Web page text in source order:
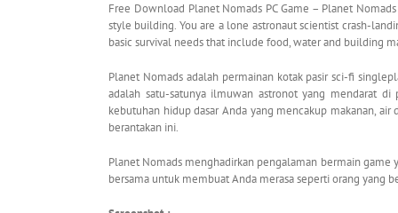
Free Download Planet Nomads PC Game – Planet
style building. You are a lone astronaut scientist crash-
basic survival needs that include food, water and building
Planet Nomads adalah permainan kotak pasir sci-fi
adalah satu-satunya ilmuwan astronot yang mendarat
kebutuhan hidup dasar Anda yang mencakup makanan,
berantakan ini.
Planet Nomads menghadirkan pengalaman bermain
bersama untuk membuat Anda merasa seperti orang yang